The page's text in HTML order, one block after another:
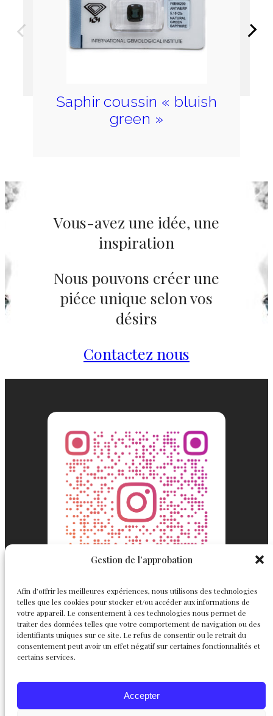
Gestion de l'approbation
Afin d’offrir les meilleures expériences, nous utilisons des technologies
telles que les cookies pour stocker et/ou accéder aux informations de
votre appareil. Le consentement à ces technologies nous permet de
traiter des données telles que votre comportement de navigation ou des
identifiants uniques sur ce site. Le refus de consentir ou le retrait du
consentement peut avoir un effet négatif sur certaines fonctionnalités et
certains services.
Accepter
Saphir coussin « bluish
green »
Précédent
Vous-avez une idée, une
inspiration
Nous pouvons créer une
piéce unique selon vos
désirs
Contactez nous
Englemond
Haute Joaillerie